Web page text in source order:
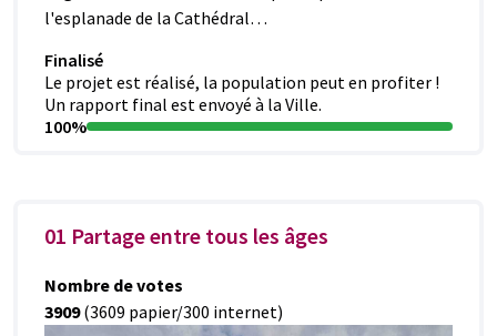
l'esplanade de la Cathédral…
Finalisé
Le projet est réalisé, la population peut en profiter !
Un rapport final est envoyé à la Ville.
100%
01 Partage entre tous les âges
Nombre de votes
3909(3609 papier/300 internet)